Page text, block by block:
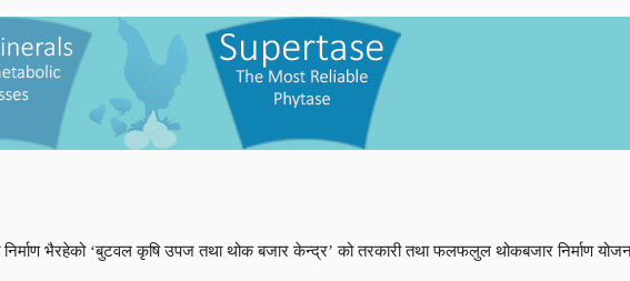
निर्माण भैरहेको ‘बुटवल कृषि उपज तथा थोक बजार केन्द्र’ को तरकारी तथा फलफलुल थोकबजार निर्माण